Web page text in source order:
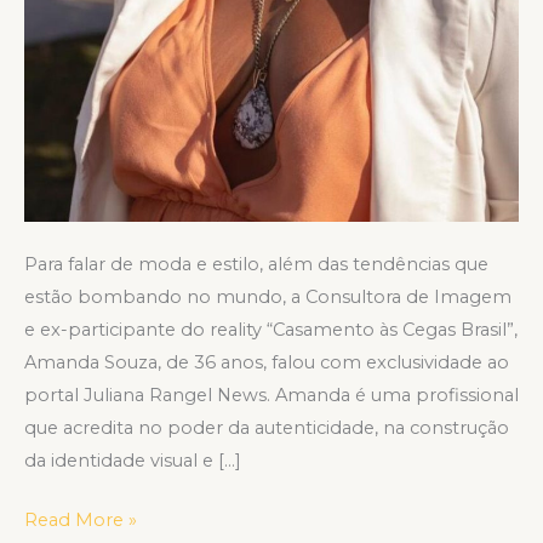
Para falar de moda e estilo, além das tendências que
estão bombando no mundo, a Consultora de Imagem
e ex-participante do reality “Casamento às Cegas Brasil”,
Amanda Souza, de 36 anos, falou com exclusividade ao
portal Juliana Rangel News. Amanda é uma profissional
que acredita no poder da autenticidade, na construção
da identidade visual e […]
Read More »